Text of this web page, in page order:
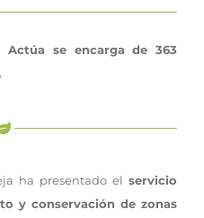
Actúa se encarga de 363
ha presentado el servicio
y conservación de zonas